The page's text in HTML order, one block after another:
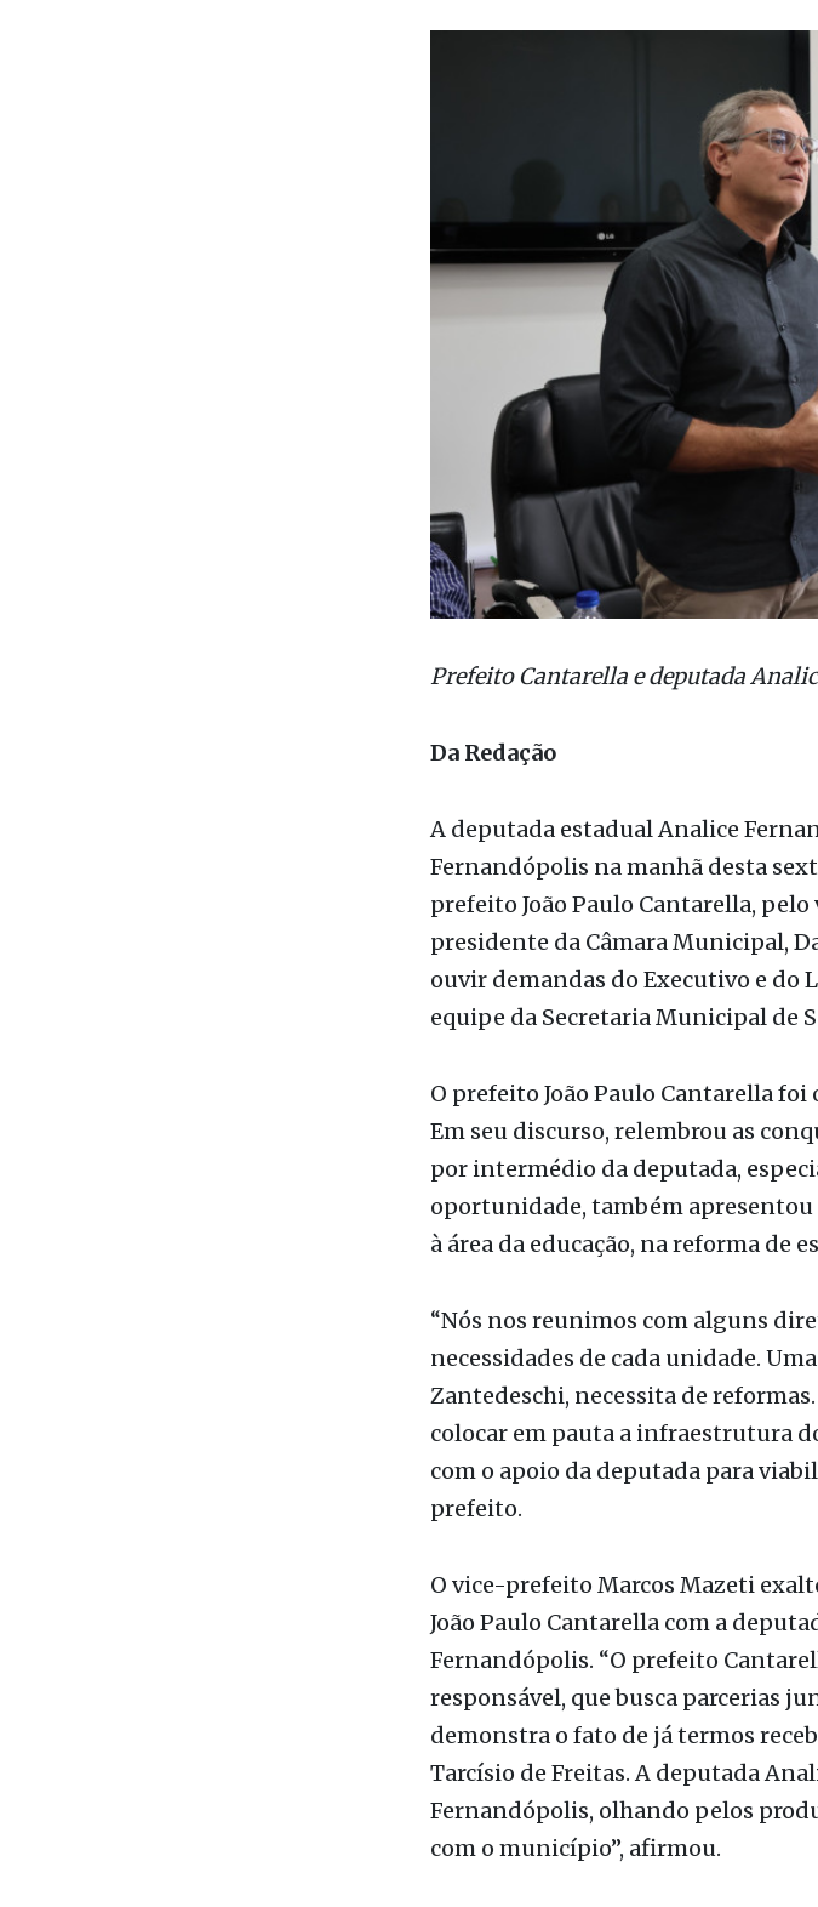
Prefeito Cantarella e deputada
Da Redação
A deputada estadual Analice
Fernandópolis na manhã desta
prefeito João Paulo Cantarella,
presidente da Câmara Municipal,
ouvir demandas do Executivo e do
equipe da Secretaria Municipal de
O prefeito João Paulo Cantarella
Em seu discurso, relembrou as
por intermédio da deputada,
oportunidade, também apresentou
à área da educação, na reforma de
“Nós nos reunimos com alguns
necessidades de cada unidade.
Zantedeschi, necessita de
colocar em pauta a infraestrutura
com o apoio da deputada para
prefeito.
O vice-prefeito Marcos Mazeti
João Paulo Cantarella com a
Fernandópolis. “O prefeito
responsável, que busca parcerias
demonstra o fato de já termos
Tarcísio de Freitas. A deputada
Fernandópolis, olhando pelos
com o município”, afirmou.